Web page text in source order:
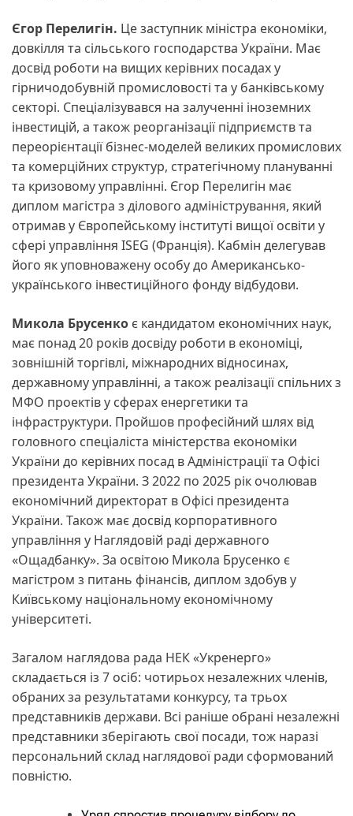
Єгор Перелигін. Це заступник міністра економіки,
довкілля та сільського господарства України. Має
досвід роботи на вищих керівних посадах у
гірничодобувній промисловості та у банківському
секторі. Спеціалізувався на залученні іноземних
інвестицій, а також реорганізації підприємств та
переорієнтації бізнес-моделей великих промислових
та комерційних структур, стратегічному плануванні
та кризовому управлінні. Єгор Перелигін має
диплом магістра з ділового адміністрування, який
отримав у Європейському інституті вищої освіти у
сфері управління ISEG (Франція). Кабмін делегував
його як уповноважену особу до Американсько-
українського інвестиційного фонду відбудови.
Микола Брусенко є кандидатом економічних наук,
має понад 20 років досвіду роботи в економіці,
зовнішній торгівлі, міжнародних відносинах,
державному управлінні, а також реалізації спільних з
МФО проектів у сферах енергетики та
інфраструктури. Пройшов професійний шлях від
головного спеціаліста міністерства економіки
України до керівних посад в Адміністрації та Офісі
президента України. З 2022 по 2025 рік очолював
економічний директорат в Офісі президента
України. Також має досвід корпоративного
управління у Наглядовій раді державного
«Ощадбанку». За освітою Микола Брусенко є
магістром з питань фінансів, диплом здобув у
Київському національному економічному
університеті.
Загалом наглядова рада НЕК «Укренерго»
складається із 7 осіб: чотирьох незалежних членів,
обраних за результатами конкурсу, та трьох
представників держави. Всі раніше обрані незалежні
представники зберігають свої посади, тож наразі
персональний склад наглядової ради сформований
повністю.